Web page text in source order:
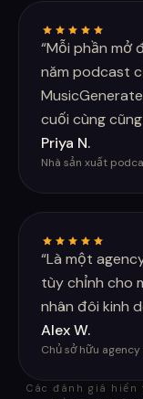
“Mỗi phần mở
năm podcast
cuối cùng
Priya N.
Nhà sản xuất
“Là một
tùy chỉnh cho
nhân đôi kinh
Alex W.
Chủ sở hữu agency
Các đánh giá